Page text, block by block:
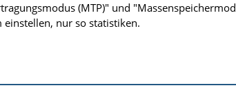
(MTP)" und
einstellen, nur so statistiken.